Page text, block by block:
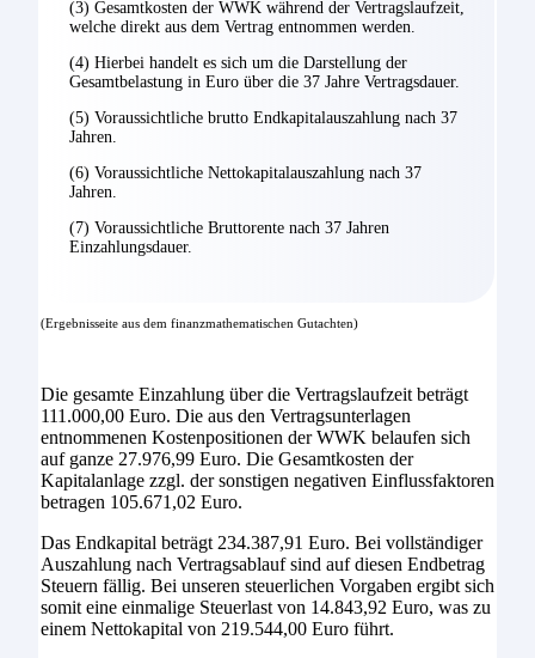
(3) Gesamtkosten der WWK während der Vertragslaufzeit,
welche direkt aus dem Vertrag entnommen werden.
(4) Hierbei handelt es sich um die Darstellung der
Gesamtbelastung in Euro über die 37 Jahre Vertragsdauer.
(5) Voraussichtliche brutto Endkapitalauszahlung nach 37
Jahren.
(6) Voraussichtliche Nettokapitalauszahlung nach 37
Jahren.
(7) Voraussichtliche Bruttorente nach 37 Jahren
Einzahlungsdauer.
(Ergebnisseite aus dem finanzmathematischen Gutachten)
Die gesamte Einzahlung über die Vertragslaufzeit beträgt
111.000,00 Euro. Die aus den Vertragsunterlagen
entnommenen Kostenpositionen der WWK belaufen sich
auf ganze 27.976,99 Euro. Die Gesamtkosten der
Kapitalanlage zzgl. der sonstigen negativen Einflussfaktoren
betragen 105.671,02 Euro.
Das Endkapital beträgt 234.387,91 Euro. Bei vollständiger
Auszahlung nach Vertragsablauf sind auf diesen Endbetrag
Steuern fällig. Bei unseren steuerlichen Vorgaben ergibt sich
somit eine einmalige Steuerlast von 14.843,92 Euro, was zu
einem Nettokapital von 219.544,00 Euro führt.